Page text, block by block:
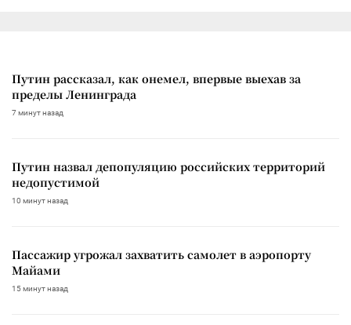
Путин рассказал, как онемел, впервые выехав за
пределы Ленинграда
7 минут назад
Путин назвал депопуляцию российских территорий
недопустимой
10 минут назад
Пассажир угрожал захватить самолет в аэропорту
Майами
15 минут назад